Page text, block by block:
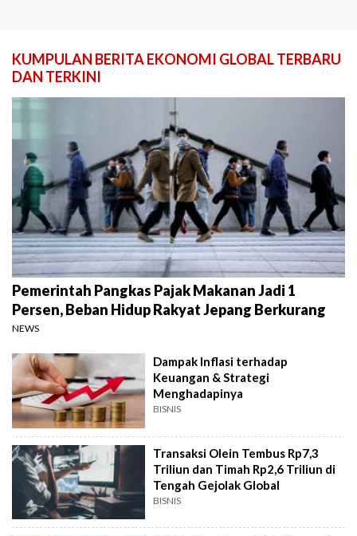
KUMPULAN BERITA EKONOMI GLOBAL TERBARU
DAN TERKINI
Pemerintah Pangkas Pajak Makanan Jadi 1
Persen, Beban Hidup Rakyat Jepang Berkurang
NEWS
Dampak Inflasi terhadap
Keuangan & Strategi
Menghadapinya
BISNIS
Transaksi Olein Tembus Rp7,3
Triliun dan Timah Rp2,6 Triliun di
Tengah Gejolak Global
BISNIS